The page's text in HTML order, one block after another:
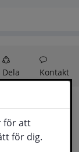
för att
för dig.
Dela Kontakt